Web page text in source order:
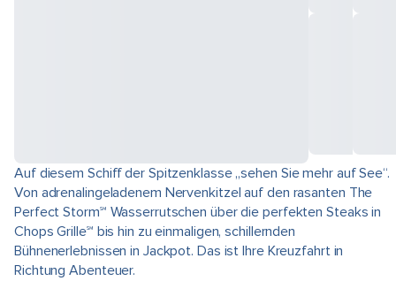
Auf diesem Schiff der Spitzenklasse „sehen Sie mehr auf See“.
Von adrenalingeladenem Nervenkitzel auf den rasanten The
Perfect Storm℠ Wasserrutschen über die perfekten Steaks in
Chops Grille℠ bis hin zu einmaligen, schillernden
Bühnenerlebnissen in Jackpot. Das ist Ihre Kreuzfahrt in
Richtung Abenteuer.